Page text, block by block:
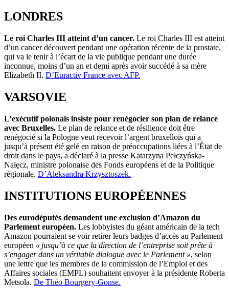
LONDRES
Le roi Charles III atteint d’un cancer. Le roi Charles III est atteint
d’un cancer découvert pendant une opération récente de la prostate,
qui va le tenir à l’écart de la vie publique pendant une durée
inconnue, moins d’un an et demi après avoir succédé à sa mère
Elizabeth II. D’Euractiv France avec AFP.
VARSOVIE
L’exécutif polonais insiste pour renégocier son plan de relance
avec Bruxelles. Le plan de relance et de résilience doit être
renégocié si la Pologne veut recevoir l’argent bruxellois qui a
jusqu’à présent été gelé en raison de préoccupations liées à l’État de
droit dans le pays, a déclaré à la presse Katarzyna Pełczyńska-
Nałęcz, ministre polonaise des Fonds européens et de la Politique
régionale. D’Aleksandra Krzysztoszek.
INSTITUTIONS EUROPÉENNES
Des eurodéputés demandent une exclusion d’Amazon du
Parlement européen. Les lobbyistes du géant américain de la tech
Amazon pourraient se voir retirer leurs badges d’accès au Parlement
européen « jusqu’à ce que la direction de l’entreprise soit prête à
s’engager dans un véritable dialogue avec le Parlement », selon
une lettre que les membres de la commission de l’Emploi et des
Affaires sociales (EMPL) souhaitent envoyer à la présidente Roberta
Metsola. De Théo Bourgery-Gonse.